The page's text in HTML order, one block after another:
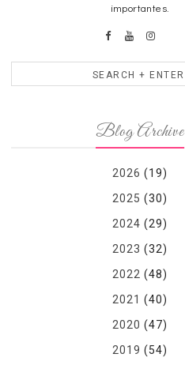
importantes.
Blog Archive
2026 (19)
2025 (30)
2024 (29)
2023 (32)
2022 (48)
2021 (40)
2020 (47)
2019 (54)